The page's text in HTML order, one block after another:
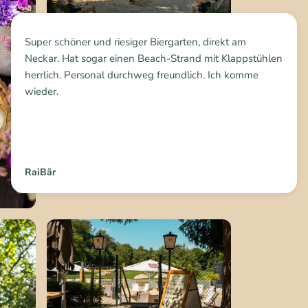
Super schöner und riesiger Biergarten, direkt am
Neckar. Hat sogar einen Beach-Strand mit Klappstühlen
herrlich. Personal durchweg freundlich. Ich komme
wieder.
RaiBär